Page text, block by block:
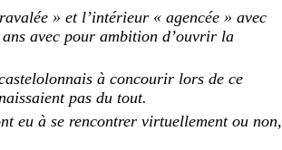
» et l’intérieur « agencée » avec
avec pour ambition d’ouvrir la
à concourir lors de ce
pas du tout.
eu à se rencontrer virtuellement ou non,